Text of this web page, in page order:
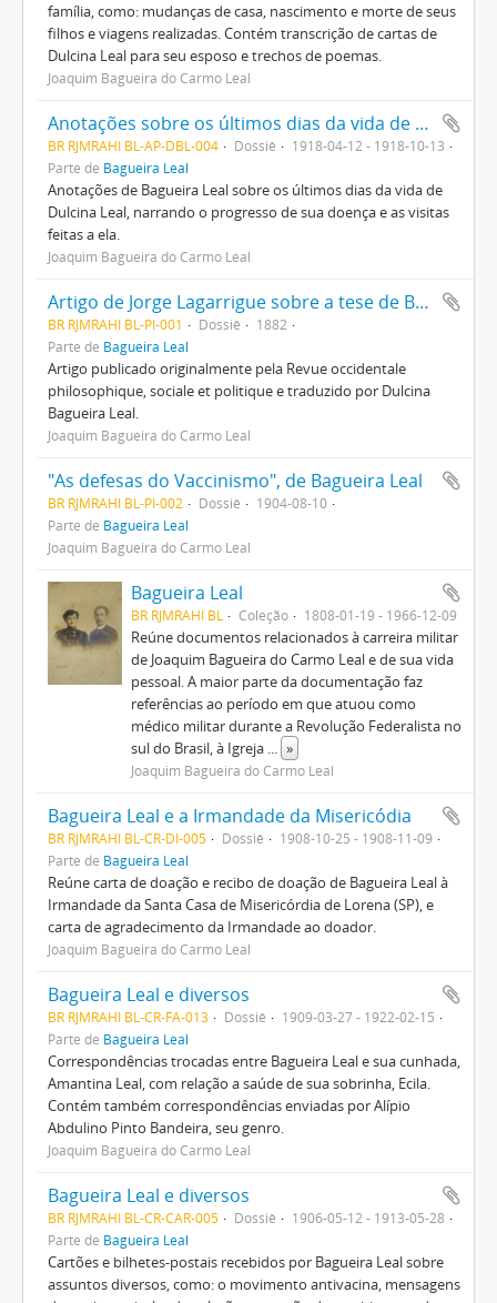
família, como: mudanças de casa, nascimento e morte de seus
filhos e viagens realizadas. Contém transcrição de cartas de
Dulcina Leal para seu esposo e trechos de poemas.
Joaquim Bagueira do Carmo Leal
Anotações sobre os últimos dias da vida de Dulcina Leal
BR RJMRAHI BL-AP-DBL-004 Dossiê
1918-04-12 - 1918-10-13
Parte de Bagueira Leal
Anotações de Bagueira Leal sobre os últimos dias da vida de
Dulcina Leal, narrando o progresso de sua doença e as visitas
feitas a ela.
Joaquim Bagueira do Carmo Leal
Artigo de Jorge Lagarrigue sobre a tese de Bagueira Leal
BR RJMRAHI BL-PI-001 Dossiê
1882
Parte de Bagueira Leal
Artigo publicado originalmente pela Revue occidentale
philosophique, sociale et politique e traduzido por Dulcina
Bagueira Leal.
Joaquim Bagueira do Carmo Leal
"As defesas do Vaccinismo", de Bagueira Leal
BR RJMRAHI BL-PI-002 Dossiê
1904-08-10
Parte de Bagueira Leal
Joaquim Bagueira do Carmo Leal
Bagueira Leal
BR RJMRAHI BL Coleção 1808-01-19 - 1966-12-09
Reúne documentos relacionados à carreira militar
de Joaquim Bagueira do Carmo Leal e de sua vida
pessoal. A maior parte da documentação faz
referências ao período em que atuou como
médico militar durante a Revolução Federalista no
sul do Brasil, à Igreja ... »
Joaquim Bagueira do Carmo Leal
Bagueira Leal e a Irmandade da Misericódia
BR RJMRAHI BL-CR-DI-005 Dossiê
1908-10-25 - 1908-11-09
Parte de Bagueira Leal
Reúne carta de doação e recibo de doação de Bagueira Leal à
Irmandade da Santa Casa de Misericórdia de Lorena (SP), e
carta de agradecimento da Irmandade ao doador.
Joaquim Bagueira do Carmo Leal
Bagueira Leal e diversos
BR RJMRAHI BL-CR-FA-013 Dossiê
1909-03-27 - 1922-02-15
Parte de Bagueira Leal
Correspondências trocadas entre Bagueira Leal e sua cunhada,
Amantina Leal, com relação a saúde de sua sobrinha, Ecila.
Contém também correspondências enviadas por Alípio
Abdulino Pinto Bandeira, seu genro.
Joaquim Bagueira do Carmo Leal
Bagueira Leal e diversos
BR RJMRAHI BL-CR-CAR-005 Dossiê
1906-05-12 - 1913-05-28
Parte de Bagueira Leal
Cartões e bilhetes-postais recebidos por Bagueira Leal sobre
assuntos diversos, como: o movimento antivacina, mensagens